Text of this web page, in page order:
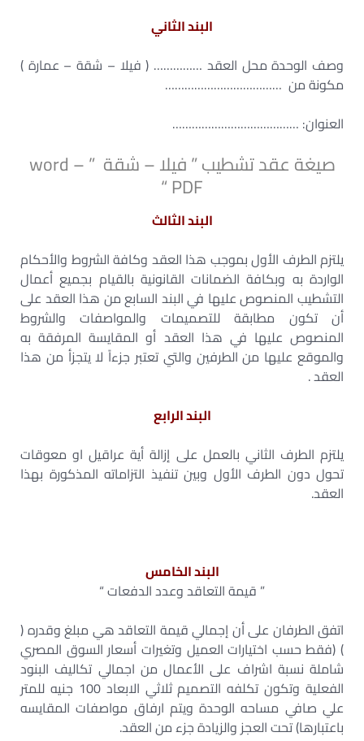
البند الثاني
وصف الوحدة محل العقد …………… ( فيلا – شقة – عمارة )
مكونة من ………………………………
العنوان: …………………………………
صيغة عقد تشطيب ” فيلا – شقة ” word –
PDF “
البند الثالث
يلتزم الطرف الأول بموجب هذا العقد وكافة الشروط والأحكام
الواردة به وبكافة الضمانات القانونية بالقيام بجميع أعمال
التشطيب المنصوص عليها في البند السابع من هذا العقد على
أن تكون مطابقة للتصميمات والمواصفات والشروط
المنصوص عليها في هذا العقد أو المقايسة المرفقة به
والموقع عليها من الطرفين والتي تعتبر جزءاً لا يتجزأ من هذا
العقد .
البند الرابع
يلتزم الطرف الثاني بالعمل على إزالة أية عراقيل او معوقات
تحول دون الطرف الأول وبين تنفيذ التزاماته المذكورة بهذا
العقد.
البند الخامس
” قيمة التعاقد وعدد الدفعات “
اتفق الطرفان على أن إجمالي قيمة التعاقد هي مبلغ وقدره (
) (فقط حسب اختيارات العميل وتغيرات أسعار السوق المصري
شاملة نسبة اشراف على الأعمال من اجمالي تكاليف البنود
الفعلية وتكون تكلفه التصميم ثلاثي الابعاد 100 جنيه للمتر
علي صافي مساحه الوحدة ويتم ارفاق مواصفات المقايسه
باعتبارها) تحت العجز والزيادة جزء من العقد.